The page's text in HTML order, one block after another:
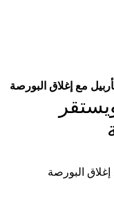
مع إغلاق البورصة